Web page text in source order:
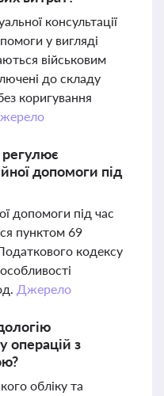
консультації
у вигляді
військовим
до складу
коригування
допомоги під
допомоги під час
пунктом 69
кодексу
Джерело
операцій з
обліку та